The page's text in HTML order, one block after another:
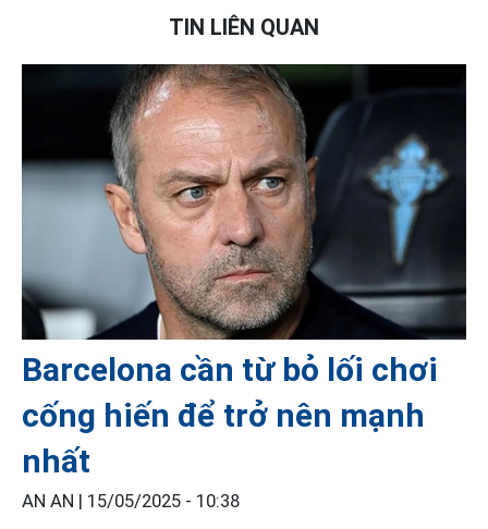
TIN LIÊN QUAN
Barcelona cần từ bỏ lối chơi
cống hiến để trở nên mạnh
nhất
AN AN | 15/05/2025 - 10:38